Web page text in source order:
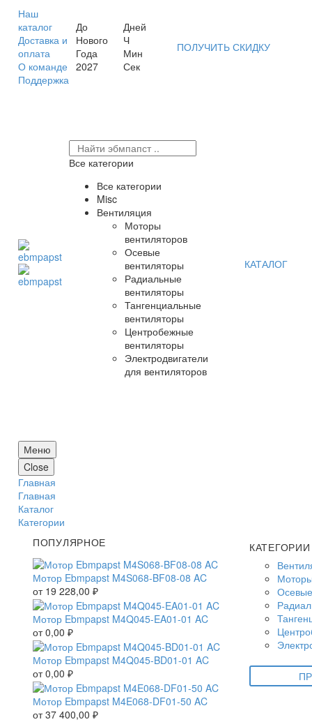
Наш
каталог
Доставка и
оплата
О команде
Поддержка
До
Нового
Года
2027
Дней
Ч
Мин
Сек
ПОЛУЧИТЬ СКИДКУ
Все категории
Все категории
Misc
Вентиляция
Моторы
вентиляторов
Осевые
вентиляторы
Радиальные
вентиляторы
Тангенциальные
вентиляторы
Центробежные
вентиляторы
Электродвигатели
для вентиляторов
КАТАЛОГ
Меню
Close
Главная
Главная
Каталог
Категории
ПОПУЛЯРНОЕ
Мотор Ebmpapst M4S068-BF08-08 AC
от 19 228,00 ₽
Мотор Ebmpapst M4Q045-EA01-01 AC
от0,00 ₽
Мотор Ebmpapst M4Q045-BD01-01 AC
от0,00 ₽
Мотор Ebmpapst M4E068-DF01-50 AC
от37 400,00 ₽
КАТЕГОРИИ